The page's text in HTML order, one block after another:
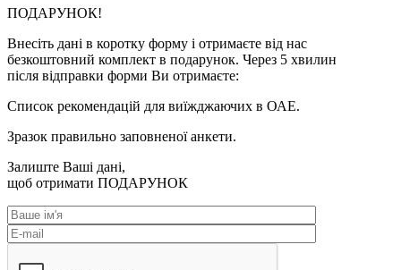
ПОДАРУНОК!
Внесіть дані в коротку форму і отримаєте від нас
безкоштовний комплект в подарунок. Через 5 хвилин
після відправки форми Ви отримаєте:
Список рекомендацій для виїжджаючих в ОАЕ.
Зразок правильно заповненої анкети.
Залиште Ваші дані,
щоб отримати ПОДАРУНОК